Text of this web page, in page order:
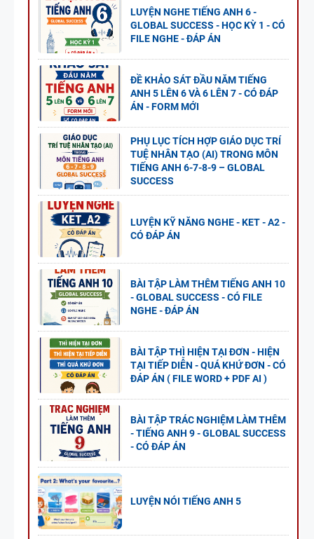
LUYỆN NGHE TIẾNG ANH 6 -
GLOBAL SUCCESS - HỌC KỲ 1 - CÓ
FILE NGHE - ĐÁP ÁN
ĐỀ KHẢO SÁT ĐẦU NĂM TIẾNG
ANH 5 LÊN 6 VÀ 6 LÊN 7 - CÓ ĐÁP
ÁN - FORM MỚI
PHỤ LỤC TÍCH HỢP GIÁO DỤC TRÍ
TUỆ NHÂN TẠO (AI) TRONG MÔN
TIẾNG ANH 6-7-8-9 – GLOBAL
SUCCESS
LUYỆN KỸ NĂNG NGHE - KET - A2 -
CÓ ĐÁP ÁN
BÀI TẬP LÀM THÊM TIẾNG ANH 10
- GLOBAL SUCCESS - CÓ FILE
NGHE - ĐÁP ÁN
BÀI TẬP THÌ HIỆN TẠI ĐƠN - HIỆN
TẠI TIẾP DIỄN - QUÁ KHỨ ĐƠN - CÓ
ĐÁP ÁN ( FILE WORD + PDF AI )
BÀI TẬP TRÁC NGHIỆM LÀM THÊM
- TIẾNG ANH 9 - GLOBAL SUCCESS
- CÓ ĐÁP ÁN
LUYỆN NÓI TIẾNG ANH 5